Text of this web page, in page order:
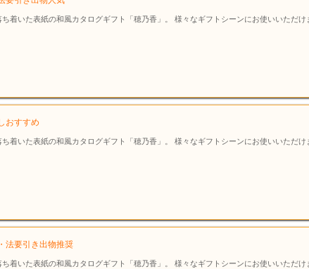
着いた表紙の和風カタログギフト「穂乃香」。 様々なギフトシーンにお使いいただけ
おすすめ
着いた表紙の和風カタログギフト「穂乃香」。 様々なギフトシーンにお使いいただけ
法要引き出物推奨
着いた表紙の和風カタログギフト「穂乃香」。 様々なギフトシーンにお使いいただけ